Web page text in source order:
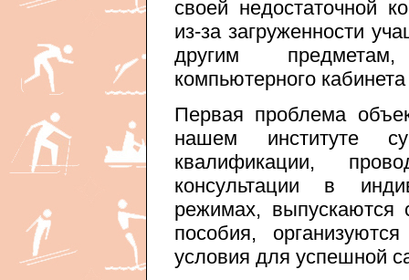
своей недостаточной
из-за загруженности
другим предметам,
компьютерного
Первая проблема
нашем институте
квалификации,
консультации в
режимах, выпускаются
пособия,
условия для успешной